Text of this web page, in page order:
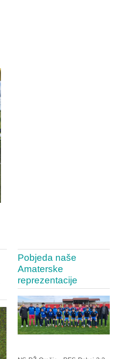
Pobjeda naše
Amaterske
reprezentacije